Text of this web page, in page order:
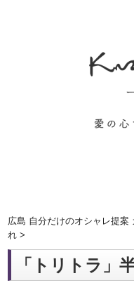
広島 自分だけのオシャレ提案
れ >
「トリトラ」